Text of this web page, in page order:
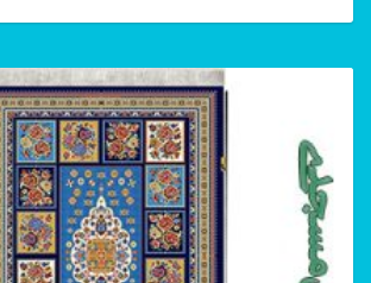
محصول
مختلفی
باشد.